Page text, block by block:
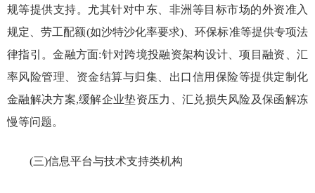
规等提供支持。尤其针对中东、非洲等目标市场的外资准入
规定、劳工配额(如沙特沙化率要求)、环保标准等提供专项法
律指引。金融方面:针对跨境投融资架构设计、项目融资、汇
率风险管理、资金结算与归集、出口信用保险等提供定制化
金融解决方案,缓解企业垫资压力、汇兑损失风险及保函解冻
慢等问题。
(三)信息平台与技术支持类机构